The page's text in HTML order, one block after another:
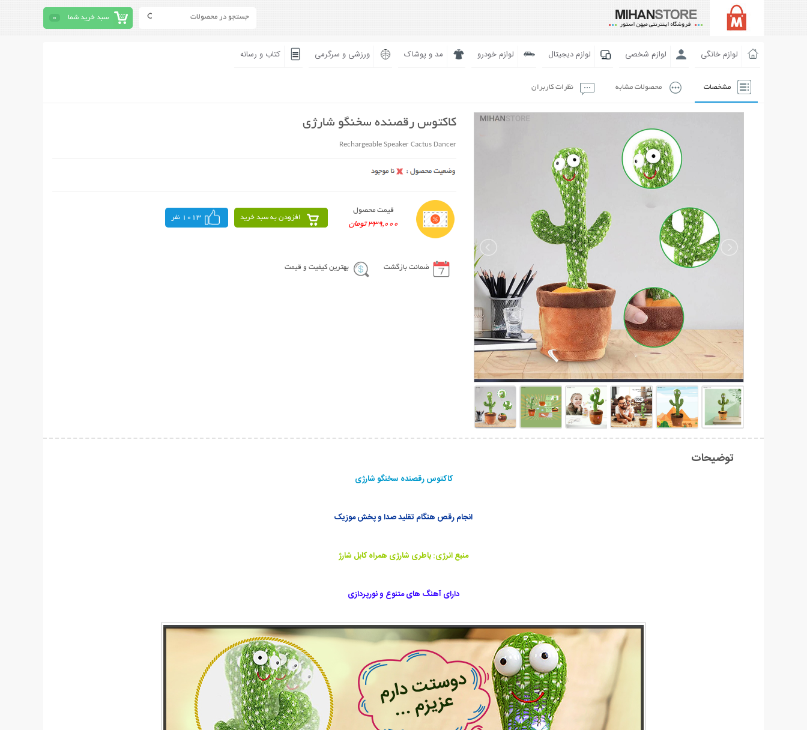
سبد خرید شما 0
لوازم خانگی لوازم شخصی لوازم دیجیتال لوازم خودرو مد و پوشاک ورزشی و سرگرمی کتاب و رسانه
مشخصات محصولات مشابه نظرات کاربران
کاکتوس رقصنده سخنگو شارژی
Rechargeable Speaker Cactus Dancer
قیمت محصول
339,000 تومان
افزودن به سبد خرید 1013 نفر
ضمانت بازگشت بهترین کیفیت و قیمت
توضیحات
کاکتوس رقصنده سخنگو شارژی
انجام رقص هنگام تقلید صدا و پخش موزیک
منبع انرژی: باطری شارژی همراه کابل شارژ
دارای آهنگ های متنوع و نورپردازی